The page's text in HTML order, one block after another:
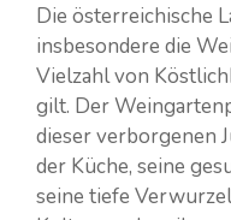
Die österreichische
insbesondere die
Vielzahl von
gilt. Der
dieser verborgenen
der Küche, seine
seine tiefe